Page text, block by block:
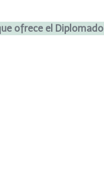
ofrece el Diplomado